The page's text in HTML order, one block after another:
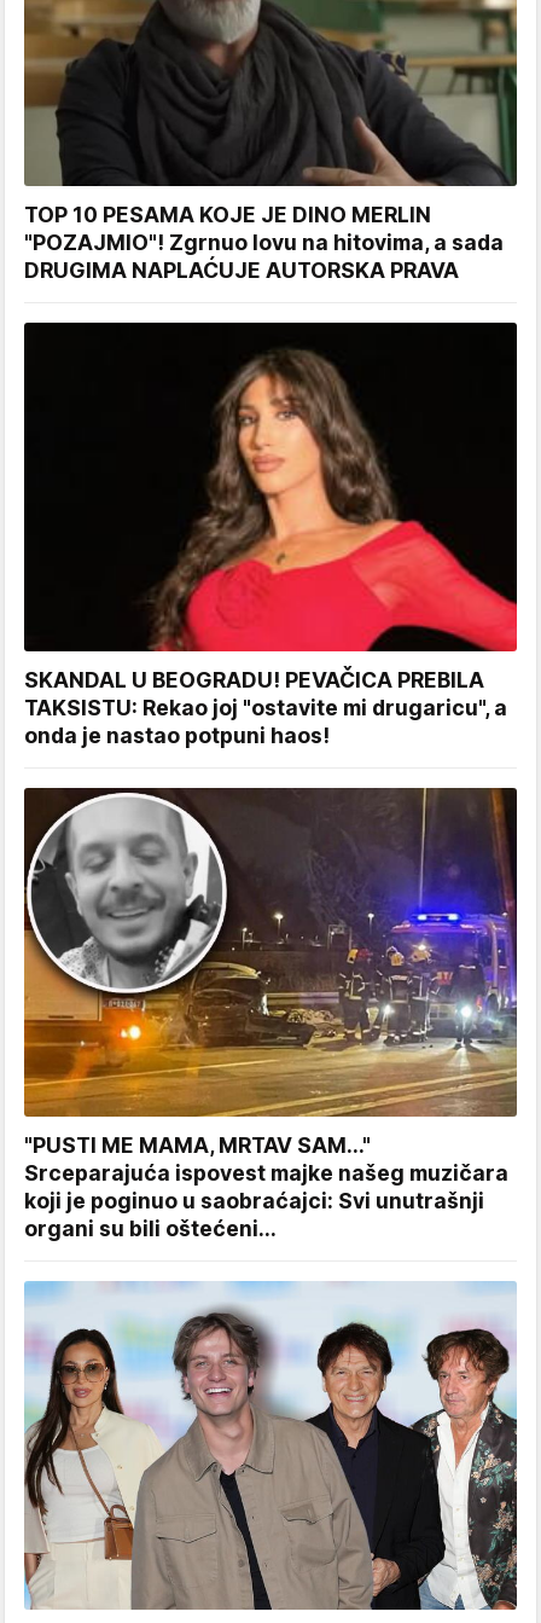
TOP 10 PESAMA KOJE JE DINO MERLIN
"POZAJMIO"! Zgrnuo lovu na hitovima, a sada
DRUGIMA NAPLAĆUJE AUTORSKA PRAVA
SKANDAL U BEOGRADU! PEVAČICA PREBILA
TAKSISTU: Rekao joj "ostavite mi drugaricu", a
onda je nastao potpuni haos!
"PUSTI ME MAMA, MRTAV SAM..."
Srceparajuća ispovest majke našeg muzičara
koji je poginuo u saobraćajci: Svi unutrašnji
organi su bili oštećeni...